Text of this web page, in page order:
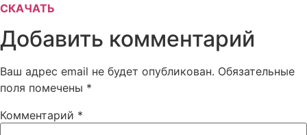
СКАЧАТЬ
Добавить комментарий
Ваш адрес email не будет опубликован. Обязательные
поля помечены *
Комментарий *